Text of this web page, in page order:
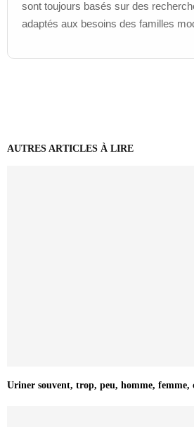
sont toujours basés sur des
adaptés aux besoins des familles
AUTRES ARTICLES À LIRE
Uriner souvent, trop, peu, homme, femme,